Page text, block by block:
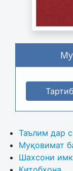
Таълим дар
Муқовимат
Шахсони